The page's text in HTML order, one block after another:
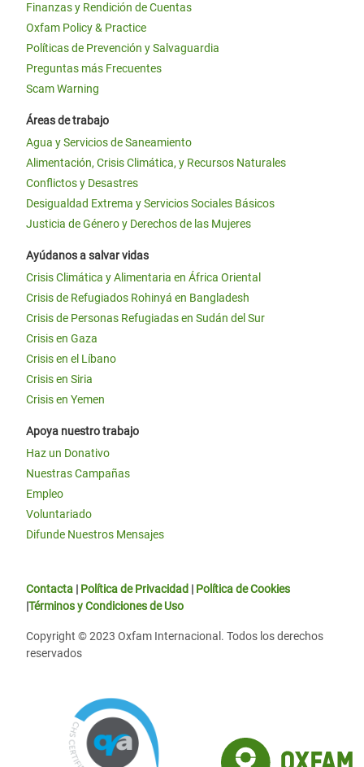
Finanzas y Rendición de Cuentas
Oxfam Policy & Practice
Políticas de Prevención y Salvaguardia
Preguntas más Frecuentes
Scam Warning
Áreas de trabajo
Agua y Servicios de Saneamiento
Alimentación, Crisis Climática, y Recursos Naturales
Conflictos y Desastres
Desigualdad Extrema y Servicios Sociales Básicos
Justicia de Género y Derechos de las Mujeres
Ayúdanos a salvar vidas
Crisis Climática y Alimentaria en África Oriental
Crisis de Refugiados Rohinyá en Bangladesh
Crisis de Personas Refugiadas en Sudán del Sur
Crisis en Gaza
Crisis en el Líbano
Crisis en Siria
Crisis en Yemen
Apoya nuestro trabajo
Haz un Donativo
Nuestras Campañas
Empleo
Voluntariado
Difunde Nuestros Mensajes
Contacta | Política de Privacidad | Política de Cookies
|Términos y Condiciones de Uso
Copyright © 2023 Oxfam Internacional. Todos los derechos
reservados